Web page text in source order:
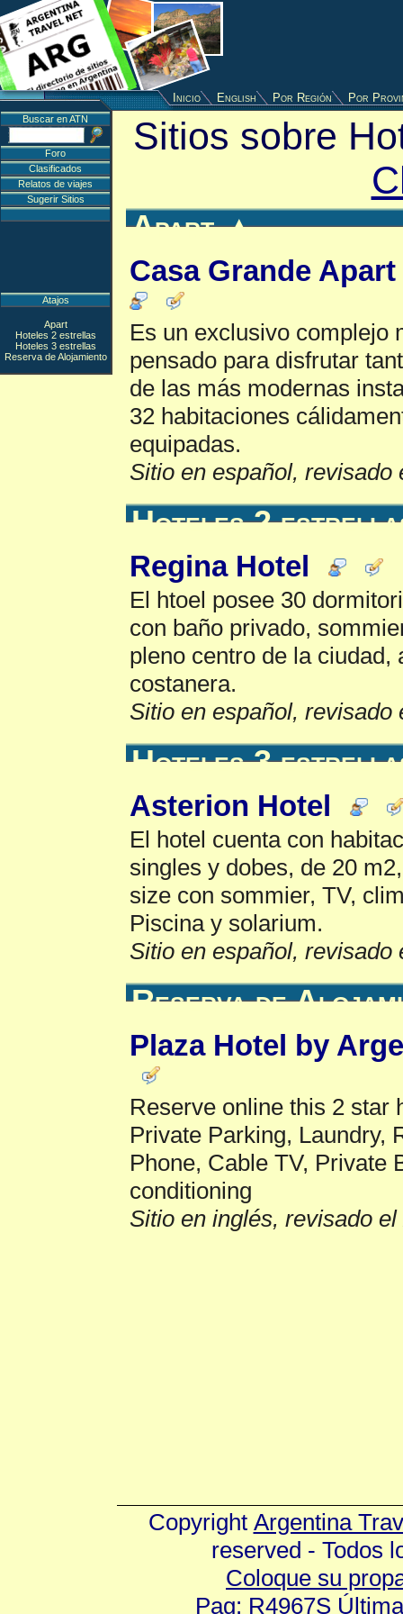
Inicio English Por Región Por
Sitios sobre
Apart▲
Casa Grande
Es un exclusivo complejo
pensado para disfrutar
de las más modernas
32 habitaciones
equipadas.
Sitio en español, revisado
Hoteles 2
Regina Hotel
El htoel posee 30
con baño privado,
pleno centro de la ciudad,
costanera.
Sitio en español, revisado
Hoteles 3
Asterion Hotel
El hotel cuenta con
singles y dobes, de 20
size con sommier, TV,
Piscina y solarium.
Sitio en español, revisado
Reserva de
Plaza Hotel by
Reserve online this 2 star
Private Parking, Laundry,
Phone, Cable TV, Private
conditioning
Sitio en inglés, revisado el
Buscar en ATN
Foro
Clasificados
Relatos de viajes
Sugerir Sitios
Atajos
Apart
Hoteles 2 estrellas
Hoteles 3 estrellas
Reserva de Alojamiento
Copyright Argentina
reserved - Todos
Coloque su
Pag: R4967S